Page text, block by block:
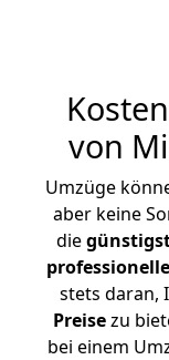
von
Umzüge
aber keine
die
stets daran,
Preisezu
bei einem